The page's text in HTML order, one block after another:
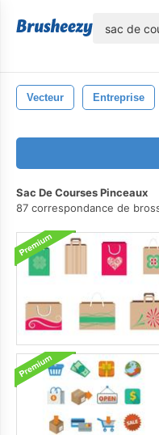
Vecteur Entreprise
Sac De Courses Pinceaux
87 correspondance de